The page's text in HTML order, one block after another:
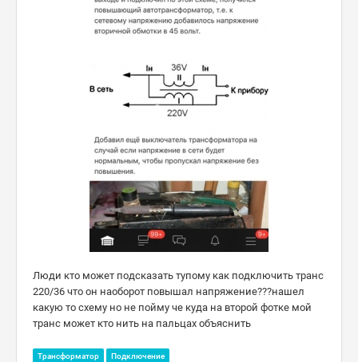
Люди кто может подсказать тупому как подключить транс
220/36 что он наоборот повышал напряжение???нашел
какую то схему но не пойму че куда на второй фотке мой
транс может кто нить на пальцах объяснить
Трансформатор Подключение